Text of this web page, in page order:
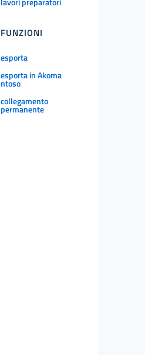
FUNZIONI
esporta
esporta in Akoma
ntoso
collegamento
permanente